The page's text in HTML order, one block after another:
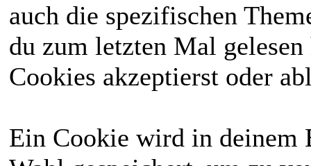
auch die spezifischen
du zum letzten Mal
Cookies akzeptierst oder
Ein Cookie wird in deinem